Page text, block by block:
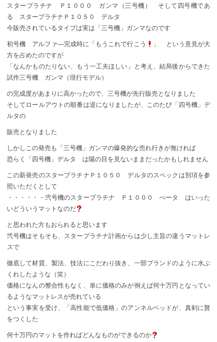
スタープラチナ Ｐ１０００ ガンマ（三号機） そして四号機であ
る スタープラチナＰ１０５０ デルタ
今販売されているタイプは実は「三号機」ガンマなのです
初号機 アルファ―完成時に「もうこれで行こう
」 という意見が大
方を占めたのですが
「なんかものたりない、もう一工夫ほしい」と考え、結局後からできた
試作三号機 ガンマ（現行モデル）
の完成度があまりに高かったので、三号機が先行販売となりました
そしてロールアウトの順番は逆になりましたが、このたび「四号機」デ
ルタの
販売となりました
しかしこの発売も「三号機」ガンマの爆発的な売れ行きが無ければ
恐らく「四号機」デルタ は陽の目を見ないままだったかもしれません
この新発売のスタープラチナＰ１０５０ デルタのスペックは別項を参
照いただくとして
・・・・・・弐号機のスタープラチナ Ｐ１０００ べータ はいった
いどういうマットなのだ
と思われた方もおられると思います
弐号機はそもそも、スタープラチナ計画からは少し主旨の違うマットレ
スで
徹底して材質、製法、技法にこだわり抜き、一部ブランドのように水ぶ
くれしたような（笑）
価格になんの整合性もなく、単に価格のみが例えば何十万円となってい
るようなマットレスが売れている
という事実を受け、「高性能で低価格」のアンネルベッドが、真剣に贅
をつくした
何十万円のマットを作ればどんなものができるのか